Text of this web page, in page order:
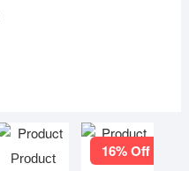
Product 16% Off